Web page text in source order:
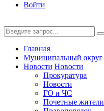
Войти
Главная
Муниципальный округ
Новости Новости
Прокуратура
Новости
ГО и ЧС
Почетные жители